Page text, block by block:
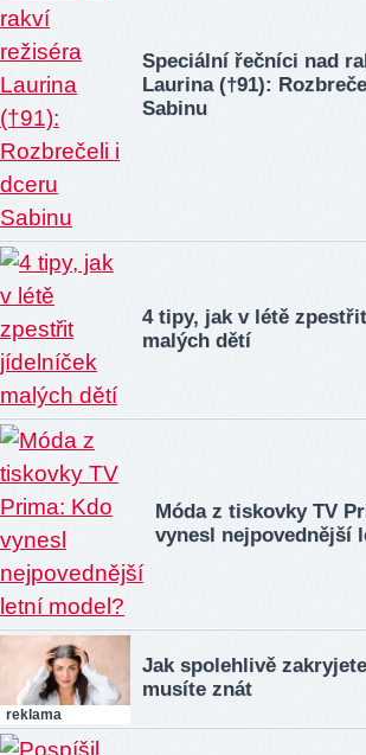
Speciální řečníci nad
Laurina (†91):
Sabinu
4 tipy, jak v létě
malých dětí
Móda z tiskovky TV
vynesl nejpovednější
reklama
Jak spolehlivě
musíte znát